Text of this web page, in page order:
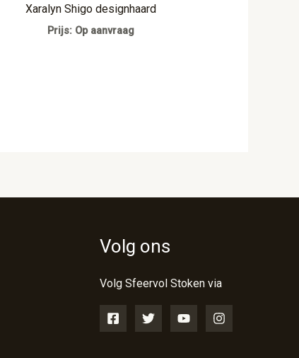
Xaralyn Shigo designhaard
Prijs: Op aanvraag
Volg ons
Volg Sfeervol Stoken via